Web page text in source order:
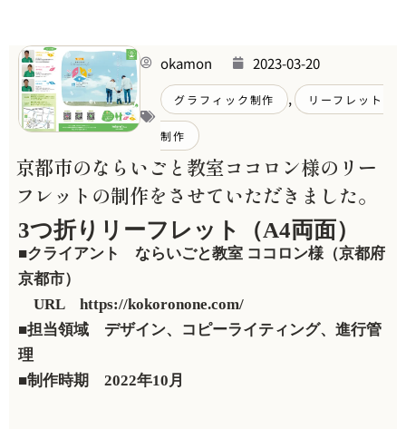
okamon 2023-03-20
グラフィック制作 , リーフレット
制作
京都市のならいごと教室ココロン様のリー
フレットの制作をさせていただきました。
3つ折りリーフレット（A4両面）
■クライアント ならいごと教室 ココロン様（京都府
京都市）
URL https://kokoronone.com/
■担当領域 デザイン、コピーライティング、進行管
理
■制作時期 2022年10月